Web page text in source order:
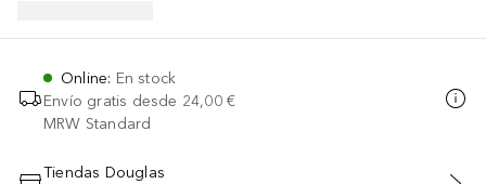
Online: En stock
Envío gratis desde 24,00 €
MRW Standard
Tiendas Douglas